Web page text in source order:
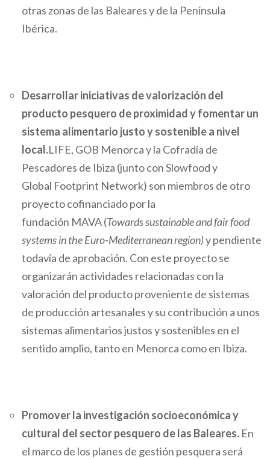
otras zonas de las Baleares y de la Península
Ibérica.
Desarrollar iniciativas de valorización del
producto pesquero de proximidad y fomentar un
sistema alimentario justo y sostenible a nivel
local.LIFE, GOB Menorca y la Cofradía de
Pescadores de Ibiza (junto con Slowfood y
Global Footprint Network) son miembros de otro
proyecto cofinanciado por la
fundación MAVA (Towards sustainable and fair food
systems in the Euro-Mediterranean region)y pendiente
todavía de aprobación. Con este proyecto se
organizarán actividades relacionadas con la
valoración del producto proveniente de sistemas
de producción artesanales y su contribución a unos
sistemas alimentarios justos y sostenibles en el
sentido amplio, tanto en Menorca como en Ibiza.
Promover la investigación socioeconómica y
cultural del sector pesquero de las Baleares. En
el marco de los planes de gestión pesquera será